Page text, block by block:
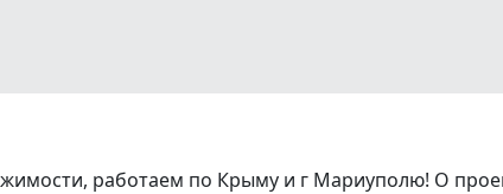
работаем по Крыму и г Мариуполю! О